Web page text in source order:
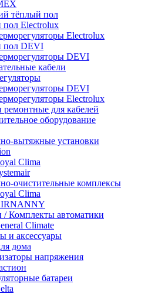
тёплый пол
пол Electrolux
Electrolux
пол DEVI
DEVI
кабели
DEVI
Electrolux
для кабелей
оборудование
вытяжные установки
Clima
очистительные комплексы
Clima
Комплекты автоматики
Climate
и аксессуары
дома
напряжения
батареи